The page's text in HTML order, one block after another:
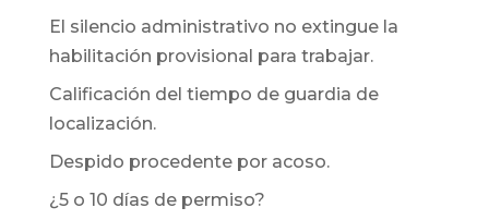
El silencio administrativo no extingue la
habilitación provisional para trabajar.
Calificación del tiempo de guardia de
localización.
Despido procedente por acoso.
¿5 o 10 días de permiso?